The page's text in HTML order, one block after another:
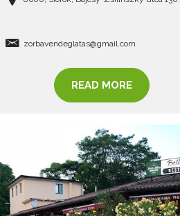
zorbavendeglatas@gmail.com
READ MORE